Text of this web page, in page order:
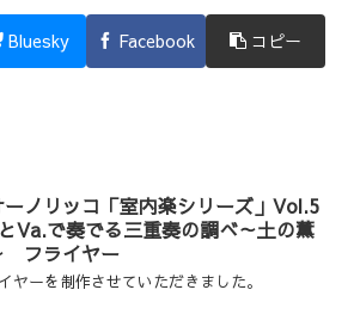
Bluesky Facebook コピー
ーノリッコ「室内楽シリーズ」Vol.5
Va.で奏でる三重奏の調べ～土の薫
フライヤー
ヤーを制作させていただきました。